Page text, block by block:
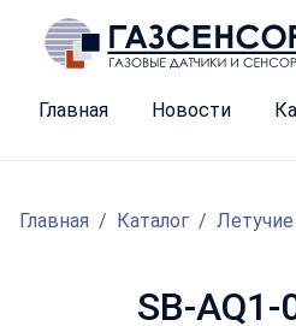
Главная Новости
Главная Каталог Летучие
SB-